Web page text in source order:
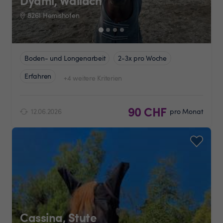
8261 Hemishofen
Boden- und Longenarbeit
2-3x pro Woche
Erfahren
+4 weitere Kriterien
12.06.2026 90 CHF pro Monat
Cassina, Stute